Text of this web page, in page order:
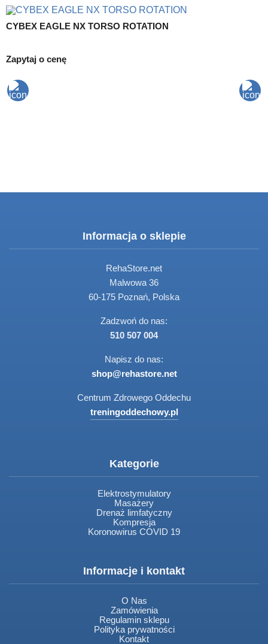
CYBEX EAGLE NX TORSO ROTATION
Zapytaj o cenę
Informacja o sklepie
RehaStore.net
Malwowa 36
60-175 Poznań, Polska
Zadzwoń do nas:
510 507 004
Napisz do nas:
shop@rehastore.net
Centrum Zdrowego Oddechu
treningoddechowy.pl
Kategorie
Elektrostymulatory
Masażery
Drenaż limfatyczny
Kompresja
Koronowirus COVID 19
Informacje i kontakt
O Nas
Zamówienia
Regulamin sklepu
Polityka prywatności
Kontakt